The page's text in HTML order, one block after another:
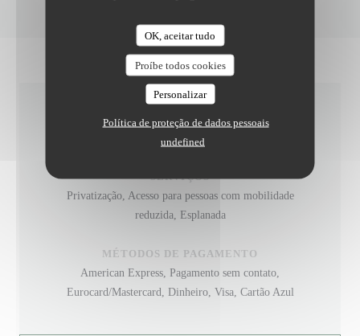
OK, aceitar tudo
Proíbe todos cookies
Personalizar
Política de proteção de dados pessoais
undefined
INFORMAÇÕES GERAIS
SERVIÇOS
Privatização, Acesso para pessoas com mobilidade
reduzida, Esplanada
MÉTODOS DE PAGAMENTO
American Express, Pagamento sem contato,
Eurocard/Mastercard, Dinheiro, Visa, Cartão Azul